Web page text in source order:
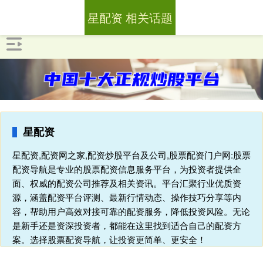
星配资
星配资,配资网之家,配资炒股平台及公司,股票配资门户网:股票
配资导航是专业的股票配资信息服务平台，为投资者提供全
面、权威的配资公司推荐及相关资讯。平台汇聚行业优质资
源，涵盖配资平台评测、最新行情动态、操作技巧分享等内
容，帮助用户高效对接可靠的配资服务，降低投资风险。无论
是新手还是资深投资者，都能在这里找到适合自己的配资方
案。选择股票配资导航，让投资更简单、更安全！
星配资 相关话题